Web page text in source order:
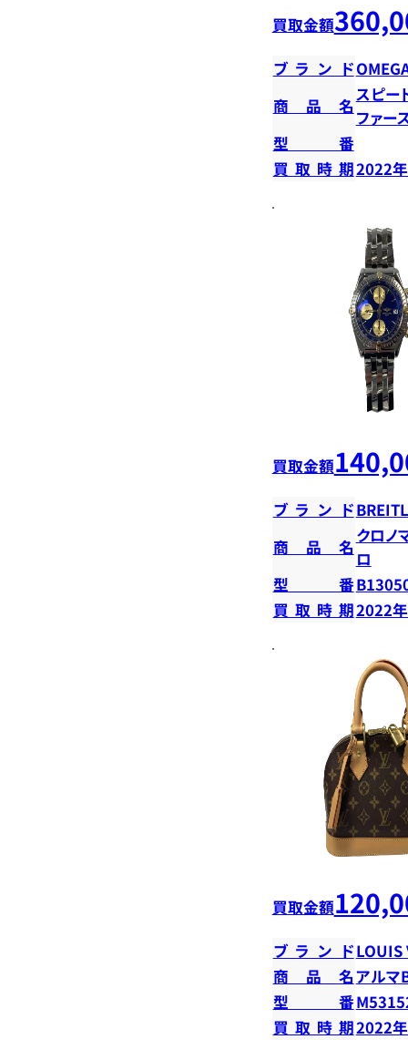
買取金額
ブランド
商品名
スピ
ファー
型番
買取時期2022
買取金額
ブランド
商品名
クロノ
ロ
型番
買取時期2022
買取金額
ブランドLOUIS
商品名アルマ
型番
買取時期2022